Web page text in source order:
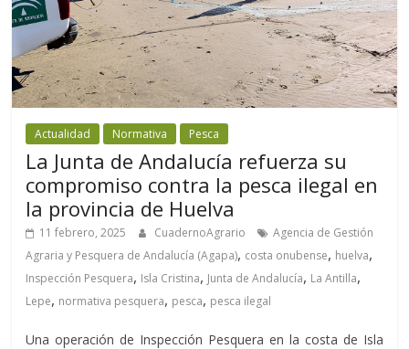
Actualidad Normativa Pesca
La Junta de Andalucía refuerza su
compromiso contra la pesca ilegal en
la provincia de Huelva
11 febrero, 2025 CuadernoAgrario
Agencia de Gestión
Agraria y Pesquera de Andalucía (Agapa), costa onubense, huelva,
Inspección Pesquera, Isla Cristina, Junta de Andalucía, La Antilla,
Lepe, normativa pesquera, pesca, pesca ilegal
Una operación de Inspección Pesquera en la costa de Isla